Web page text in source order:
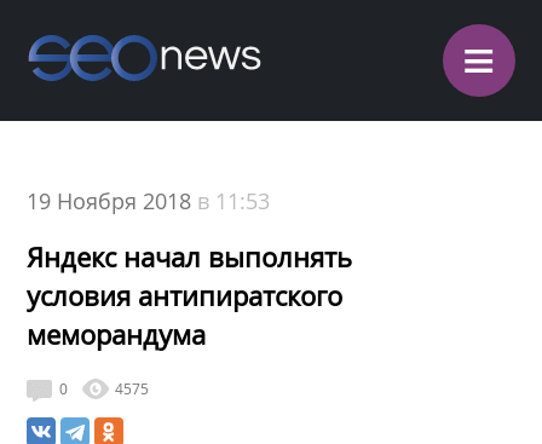
≡
19 Ноября 2018 в 11:53
Яндекс начал выполнять
условия антипиратского
меморандума
0 4575